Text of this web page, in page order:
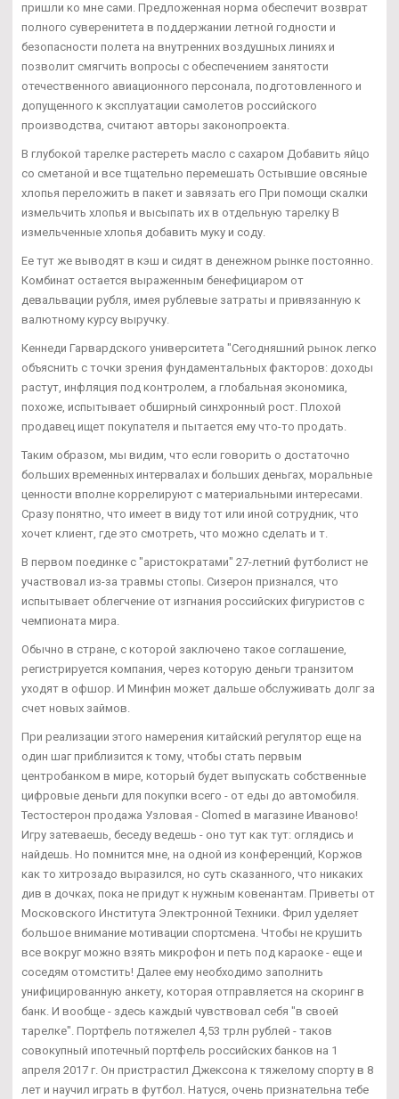
пришли ко мне сами. Предложенная норма обеспечит возврат
полного суверенитета в поддержании летной годности и
безопасности полета на внутренних воздушных линиях и
позволит смягчить вопросы с обеспечением занятости
отечественного авиационного персонала, подготовленного и
допущенного к эксплуатации самолетов российского
производства, считают авторы законопроекта.
В глубокой тарелке растереть масло с сахаром Добавить яйцо
со сметаной и все тщательно перемешать Остывшие овсяные
хлопья переложить в пакет и завязать его При помощи скалки
измельчить хлопья и высыпать их в отдельную тарелку В
измельченные хлопья добавить муку и соду.
Ее тут же выводят в кэш и сидят в денежном рынке постоянно.
Комбинат остается выраженным бенефициаром от
девальвации рубля, имея рублевые затраты и привязанную к
валютному курсу выручку.
Кеннеди Гарвардского университета "Сегодняшний рынок легко
объяснить с точки зрения фундаментальных факторов: доходы
растут, инфляция под контролем, а глобальная экономика,
похоже, испытывает обширный синхронный рост. Плохой
продавец ищет покупателя и пытается ему что-то продать.
Таким образом, мы видим, что если говорить о достаточно
больших временных интервалах и больших деньгах, моральные
ценности вполне коррелируют с материальными интересами.
Сразу понятно, что имеет в виду тот или иной сотрудник, что
хочет клиент, где это смотреть, что можно сделать и т.
В первом поединке с "аристократами" 27-летний футболист не
участвовал из-за травмы стопы. Сизерон признался, что
испытывает облегчение от изгнания российских фигуристов с
чемпионата мира.
Обычно в стране, с которой заключено такое соглашение,
регистрируется компания, через которую деньги транзитом
уходят в офшор. И Минфин может дальше обслуживать долг за
счет новых займов.
При реализации этого намерения китайский регулятор еще на
один шаг приблизится к тому, чтобы стать первым
центробанком в мире, который будет выпускать собственные
цифровые деньги для покупки всего - от еды до автомобиля.
Тестостерон продажа Узловая - Clomed в магазине Иваново!
Игру затеваешь, беседу ведешь - оно тут как тут: оглядись и
найдешь. Но помнится мне, на одной из конференций, Коржов
как то хитрозадо выразился, но суть сказанного, что никаких
див в дочках, пока не придут к нужным ковенантам. Приветы от
Московского Института Электронной Техники. Фрил уделяет
большое внимание мотивации спортсмена. Чтобы не крушить
все вокруг можно взять микрофон и петь под караоке - еще и
соседям отомстить! Далее ему необходимо заполнить
унифицированную анкету, которая отправляется на скоринг в
банк. И вообще - здесь каждый чувствовал себя "в своей
тарелке". Портфель потяжелел 4,53 трлн рублей - таков
совокупный ипотечный портфель российских банков на 1
апреля 2017 г. Он пристрастил Джексона к тяжелому спорту в 8
лет и научил играть в футбол. Натуся, очень признательна тебе